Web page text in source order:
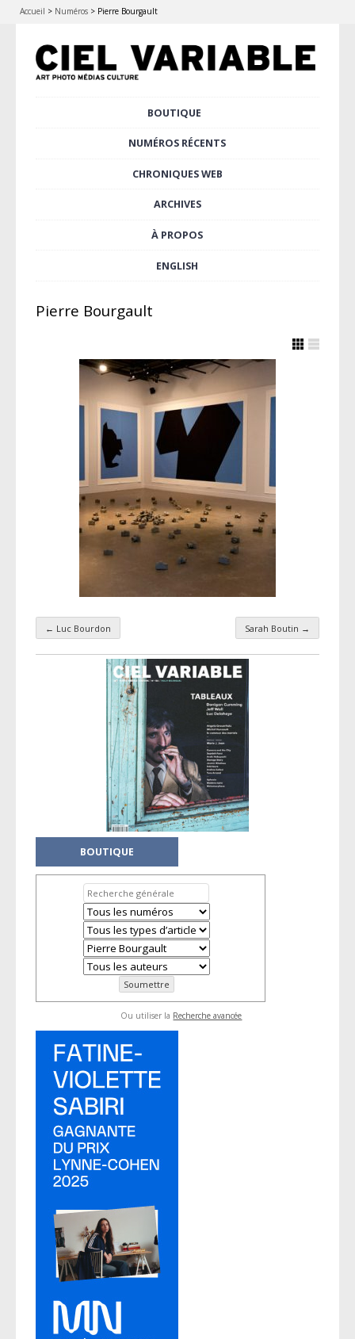
Accueil > Numéros > Pierre Bourgault
BOUTIQUE
NUMÉROS RÉCENTS
CHRONIQUES WEB
ARCHIVES
À PROPOS
ENGLISH
Pierre Bourgault
Navigation par taxonomie
← Luc Bourdon Sarah Boutin →
BOUTIQUE
Ou utiliser la Recherche avancée